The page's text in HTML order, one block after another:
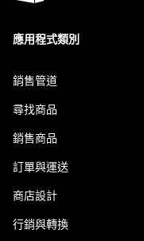
應用程式類別
銷售管道
尋找商品
銷售商品
訂單與運送
商店設計
行銷與轉換